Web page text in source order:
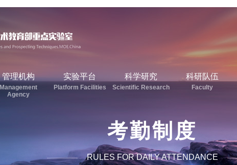
管理机构
Management
Agency
实验平台
Platform Facilities
科学研究
Scientific Research
科研队伍
Faculty
考勤制度
RULES FOR DAILY ATTENDANCE